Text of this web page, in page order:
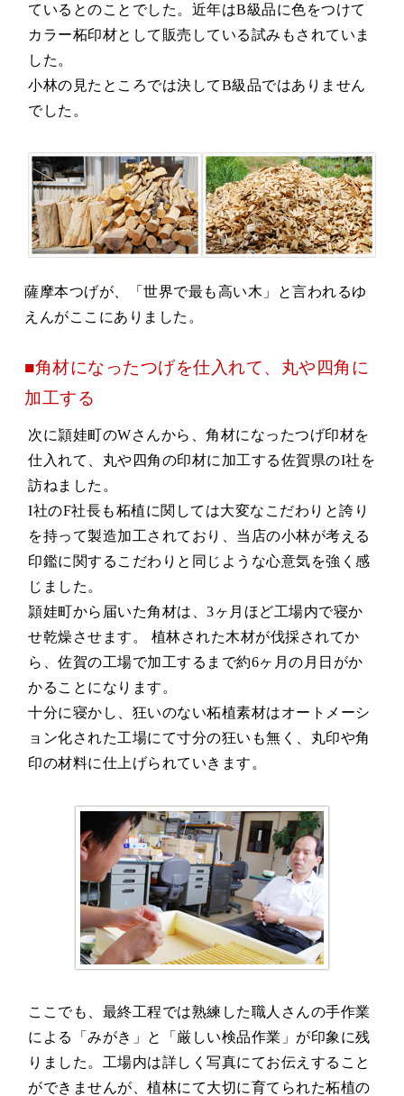
ているとのことでした。近年はB級品に色をつけて
カラー柘印材として販売している試みもされていま
した。
小林の見たところでは決してB級品ではありません
でした。
薩摩本つげが、「世界で最も高い木」と言われるゆ
えんがここにありました。
■角材になったつげを仕入れて、丸や四角に
加工する
次に頴娃町のWさんから、角材になったつげ印材を
仕入れて、丸や四角の印材に加工する佐賀県のI社を
訪ねました。
I社のF社長も柘植に関しては大変なこだわりと誇り
を持って製造加工されており、当店の小林が考える
印鑑に関するこだわりと同じような心意気を強く感
じました。
頴娃町から届いた角材は、3ヶ月ほど工場内で寝か
せ乾燥させます。 植林された木材が伐採されてか
ら、佐賀の工場で加工するまで約6ヶ月の月日がか
かることになります。
十分に寝かし、狂いのない柘植素材はオートメーシ
ョン化された工場にて寸分の狂いも無く、丸印や角
印の材料に仕上げられていきます。
ここでも、最終工程では熟練した職人さんの手作業
による「みがき」と「厳しい検品作業」が印象に残
りました。工場内は詳しく写真にてお伝えすること
ができませんが、植林にて大切に育てられた柘植の